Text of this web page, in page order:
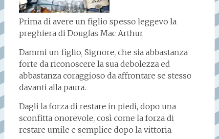
Prima di avere un figlio spesso leggevo la
preghiera di Douglas Mac Arthur
Dammi un figlio, Signore, che sia abbastanza
forte da riconoscere la sua debolezza ed
abbastanza coraggioso da affrontare se stesso
davanti alla paura.
Dagli la forza di restare in piedi, dopo una
sconfitta onorevole, così come la forza di
restare umile e semplice dopo la vittoria.